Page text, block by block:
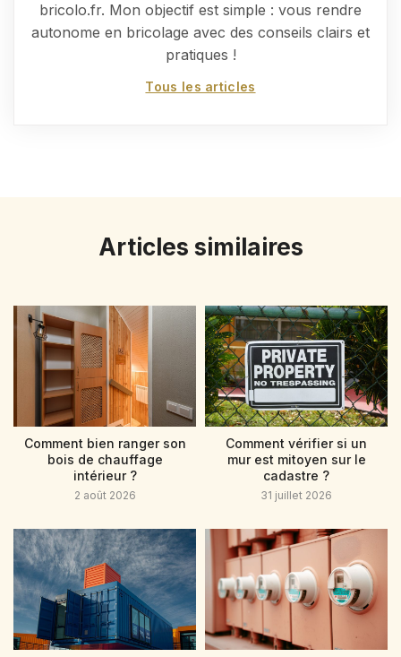
bricolo.fr. Mon objectif est simple : vous rendre
autonome en bricolage avec des conseils clairs et
pratiques !
Tous les articles
Articles similaires
Comment bien ranger son
bois de chauffage
intérieur ?
2 août 2026
Comment vérifier si un
mur est mitoyen sur le
cadastre ?
31 juillet 2026